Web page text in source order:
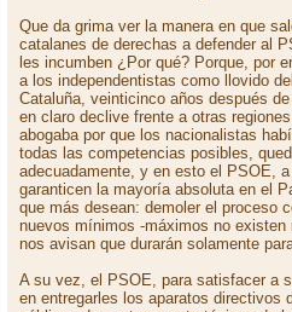
Que da grima ver la manera en que
catalanes de derechas a defender al
les incumben ¿Por qué? Porque, por
a los independentistas como llovido
Cataluña, veinticinco años después
en claro declive frente a otras
abogaba por que los nacionalistas
todas las competencias posibles,
adecuadamente, y en esto el PSOE,
garanticen la mayoría absoluta en el
que más desean: demoler el proceso
nuevos mínimos -máximos no
nos avisan que durarán solamente
A su vez, el PSOE, para satisfacer a
en entregarles los aparatos directivos